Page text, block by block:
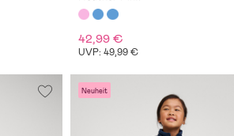
42,99 €
UVP: 49,99 €
Neuheit